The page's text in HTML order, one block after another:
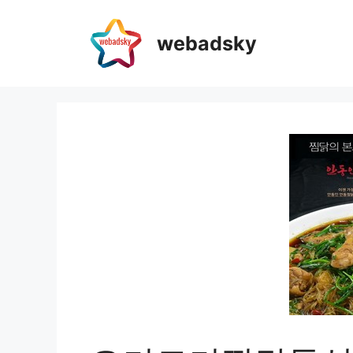
webadsky